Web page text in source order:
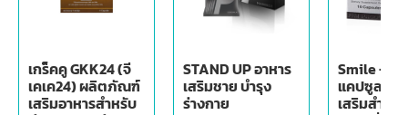
เกร็คคู GKK24 (จี
เคเค24) ผลิตภัณฑ์
เสริมอาหารสำหรับ
STAND UP อาหาร
เสริมชาย บำรุง
ร่างกาย
Smile -
แคปซูล) อา
เสริมสำหรั